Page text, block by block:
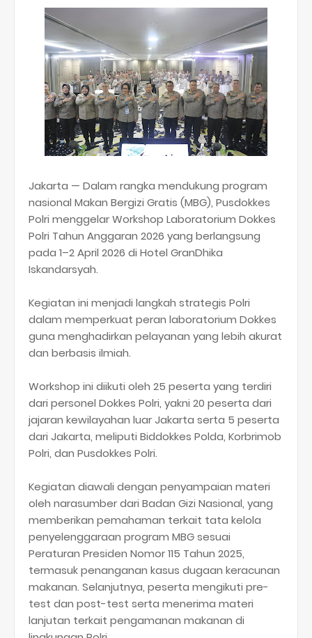
Jakarta — Dalam rangka mendukung program
nasional Makan Bergizi Gratis (MBG), Pusdokkes
Polri menggelar Workshop Laboratorium Dokkes
Polri Tahun Anggaran 2026 yang berlangsung
pada 1–2 April 2026 di Hotel GranDhika
Iskandarsyah.
Kegiatan ini menjadi langkah strategis Polri
dalam memperkuat peran laboratorium Dokkes
guna menghadirkan pelayanan yang lebih akurat
dan berbasis ilmiah.
Workshop ini diikuti oleh 25 peserta yang terdiri
dari personel Dokkes Polri, yakni 20 peserta dari
jajaran kewilayahan luar Jakarta serta 5 peserta
dari Jakarta, meliputi Biddokkes Polda, Korbrimob
Polri, dan Pusdokkes Polri.
Kegiatan diawali dengan penyampaian materi
oleh narasumber dari Badan Gizi Nasional, yang
memberikan pemahaman terkait tata kelola
penyelenggaraan program MBG sesuai
Peraturan Presiden Nomor 115 Tahun 2025,
termasuk penanganan kasus dugaan keracunan
makanan. Selanjutnya, peserta mengikuti pre-
test dan post-test serta menerima materi
lanjutan terkait pengamanan makanan di